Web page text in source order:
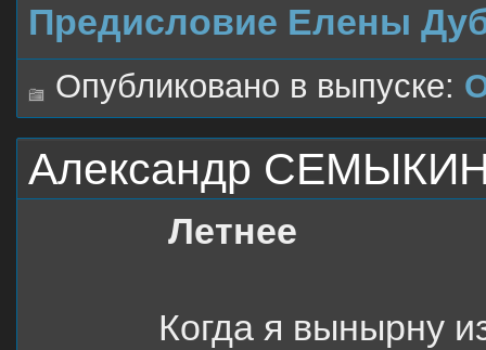
Предисловие Елены
Опубликовано в выпуске:
Александр
Летнее
Когда я вынырну